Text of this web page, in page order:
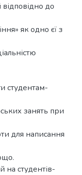
до
як одно єї з
студентам-
занять при
для написання
на студентів-